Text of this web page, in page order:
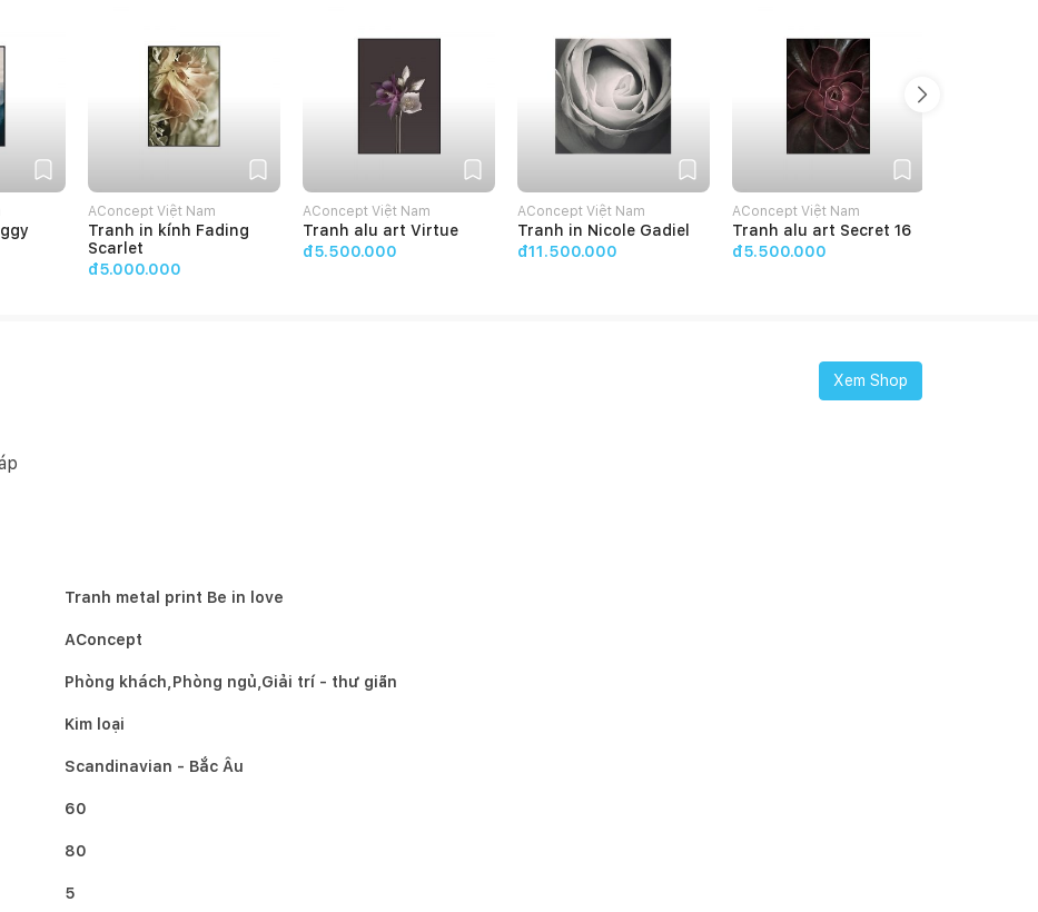
AConcept Việt Nam
Tranh in kính Fading
Scarlet
đ5.000.000
AConcept Việt Nam
Tranh alu art Virtue
đ5.500.000
AConcept Việt Nam
Tranh in Nicole Gadiel
đ11.500.000
AConcept Việt Nam
Tranh alu art Secret 16
đ5.500.000
Xem Shop
Tranh metal print Be in love
AConcept
Phòng khách,Phòng ngủ,Giải trí - thư giãn
Kim loại
Scandinavian - Bắc Âu
60
80
5